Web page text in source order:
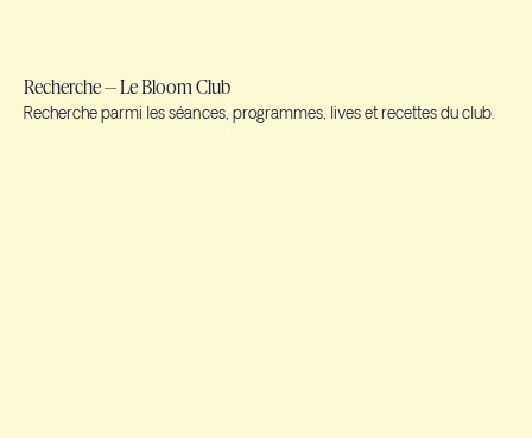
Recherche — Le Bloom Club
Recherche parmi les séances, programmes, lives et recettes du club.